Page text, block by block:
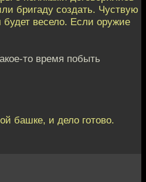
бригаду создать. Чуствую
будет весело. Если оружие
то время побыть
башке, и дело готово.